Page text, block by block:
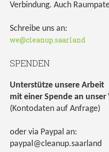
Verbindung. Auch
Schreibe uns an:
we@cleanup.saarland
SPENDEN
Unterstütze unsere Arbeit
mit einer Spende an unser
(Kontodaten auf Anfrage)
oder via Paypal an:
paypal@cleanup.saarland